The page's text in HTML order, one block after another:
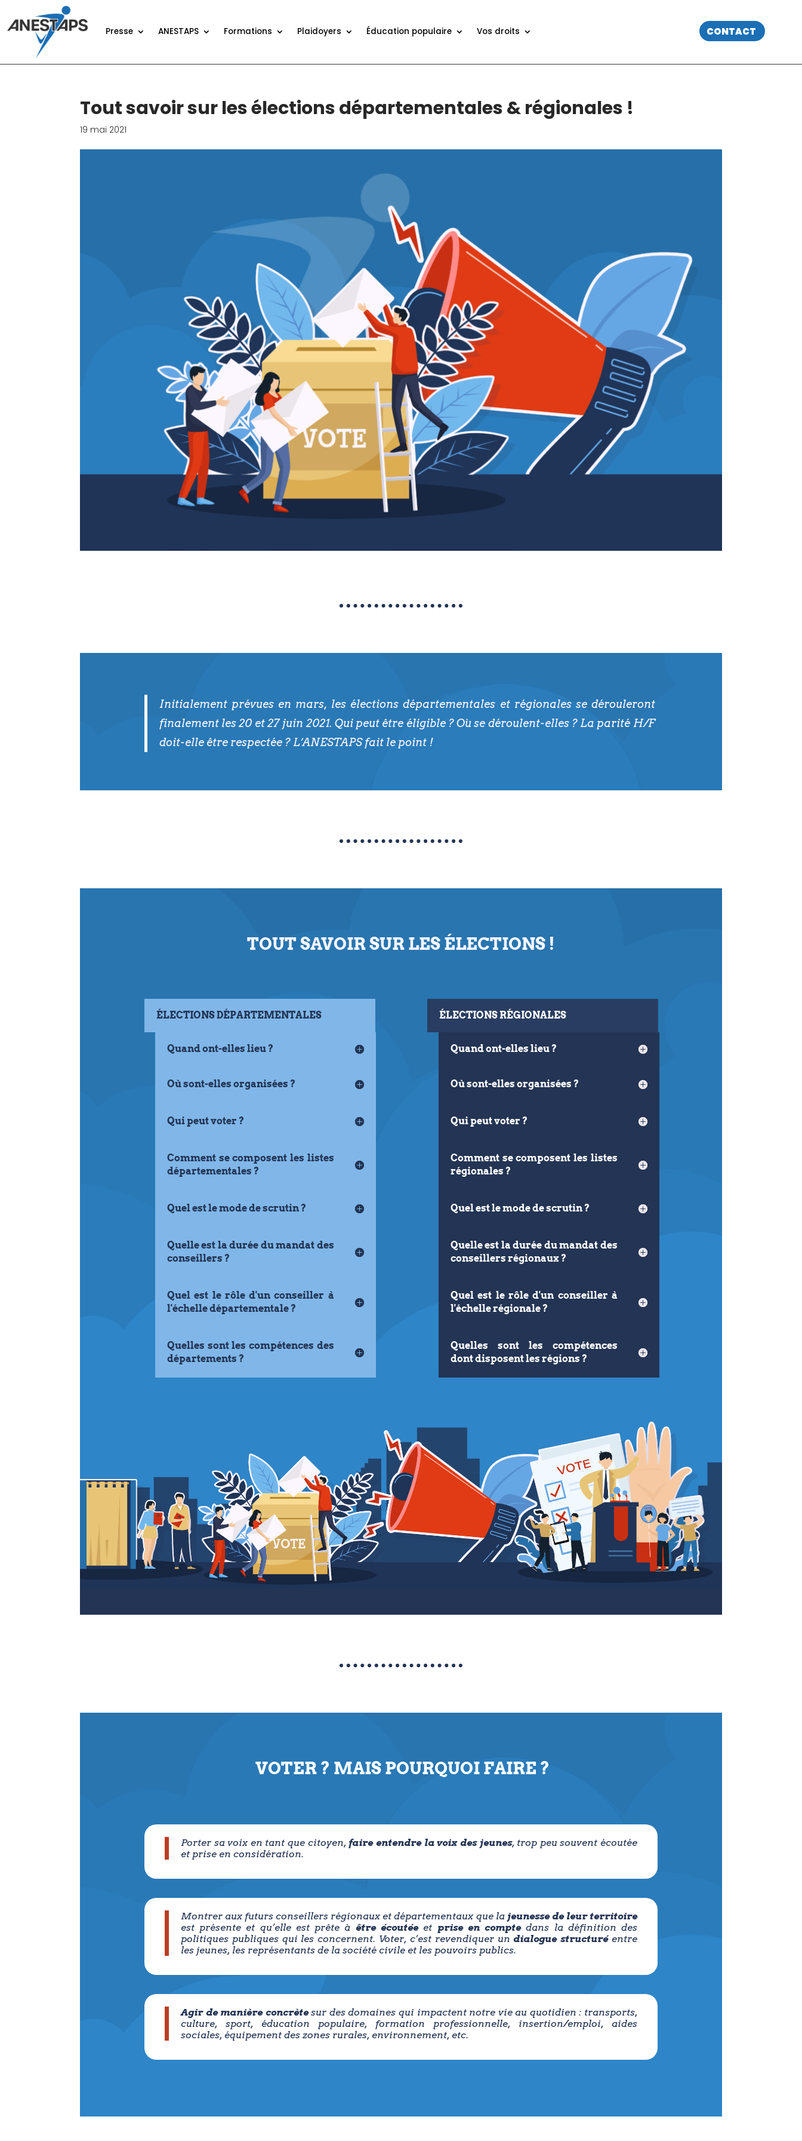
Presse ANESTAPS Formations Plaidoyers Éducation populaire Vos droits CONTACT
Tout savoir sur les élections départementales & régionales !
19 mai 2021
Initialement prévues en mars, les élections départementales et régionales se dérouleront
finalement les 20 et 27 juin 2021. Qui peut être éligible ? Où se déroulent-elles ? La parité H/F
doit-elle être respectée ? L’ANESTAPS fait le point !
TOUT SAVOIR SUR LES ÉLECTIONS !
ÉLECTIONS DÉPARTEMENTALES
Quand ont-elles lieu ?
Où sont-elles organisées ?
Qui peut voter ?
Comment se composent les listes
départementales ?
Quel est le mode de scrutin ?
Quelle est la durée du mandat des
conseillers ?
Quel est le rôle d'un conseiller à
l'échelle départementale ?
Quelles sont les compétences des
départements ?
ÉLECTIONS RÉGIONALES
Quand ont-elles lieu ?
Où sont-elles organisées ?
Qui peut voter ?
Comment se composent les listes
régionales ?
Quel est le mode de scrutin ?
Quelle est la durée du mandat des
conseillers régionaux ?
Quel est le rôle d'un conseiller à
l'échelle régionale ?
Quelles sont les compétences
dont disposent les régions ?
VOTER ? MAIS POURQUOI FAIRE ?
Porter sa voix en tant que citoyen, faire entendre la voix des jeunes, trop peu souvent écoutée
et prise en considération.
Montrer aux futurs conseillers régionaux et départementaux que la jeunesse de leur territoire
est présente et qu’elle est prête à être écoutéeet prise en comptedans la définition des
politiques publiques qui les concernent. Voter, c’est revendiquer undialogue structuréentre
les jeunes, les représentants de la société civile et les pouvoirs publics.
Agir de manière concrètesur des domaines qui impactent notre vie au quotidien : transports,
culture, sport, éducation populaire, formation professionnelle, insertion/emploi, aides
sociales, équipement des zones rurales, environnement, etc.